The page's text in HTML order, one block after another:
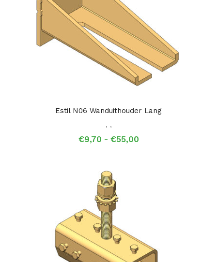
Estil N06 Wanduithouder Lang
, ,
€9,70 - €55,00Prijsklasse: